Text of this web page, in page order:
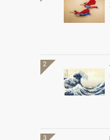
2
3